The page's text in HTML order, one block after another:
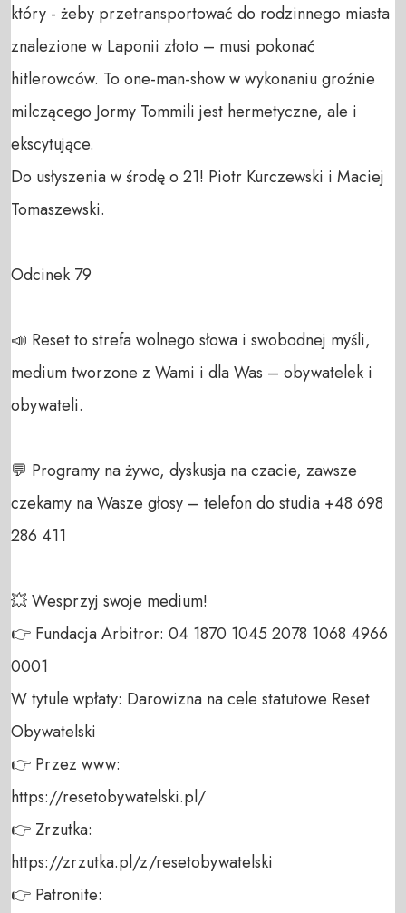
który - żeby przetransportować do rodzinnego miasta
znalezione w Laponii złoto – musi pokonać
hitlerowców. To one-man-show w wykonaniu groźnie
milczącego Jormy Tommili jest hermetyczne, ale i
ekscytujące.
Do usłyszenia w środę o 21! Piotr Kurczewski i Maciej
Tomaszewski.
Odcinek 79
📣 Reset to strefa wolnego słowa i swobodnej myśli,
medium tworzone z Wami i dla Was – obywatelek i
obywateli.
💬 Programy na żywo, dyskusja na czacie, zawsze
czekamy na Wasze głosy – telefon do studia +48 698
286 411
💥 Wesprzyj swoje medium!
👉 Fundacja Arbitror: 04 1870 1045 2078 1068 4966
0001
W tytule wpłaty: Darowizna na cele statutowe Reset
Obywatelski
👉 Przez www:
https://resetobywatelski.pl/
👉 Zrzutka:
https://zrzutka.pl/z/resetobywatelski
👉 Patronite: